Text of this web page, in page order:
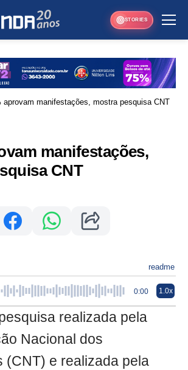
STORIES
aprovam manifestações, mostra pesquisa CNT
manifestações,
CNT
readme
0:00 1.0x
realizada pela
Nacional dos
(CNT) e realizada pela